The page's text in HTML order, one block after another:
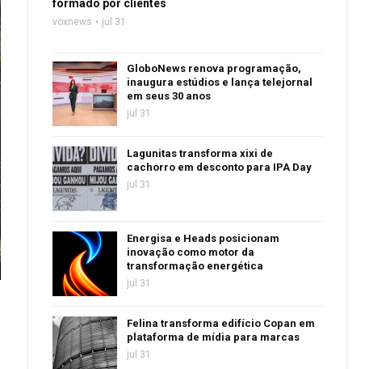
formado por clientes
voxnews jul 31
GloboNews renova programação,
inaugura estúdios e lança telejornal
em seus 30 anos
jul 31
Lagunitas transforma xixi de
cachorro em desconto para IPA Day
jul 31
Energisa e Heads posicionam
inovação como motor da
transformação energética
jul 31
Felina transforma edifício Copan em
plataforma de mídia para marcas
jul 31